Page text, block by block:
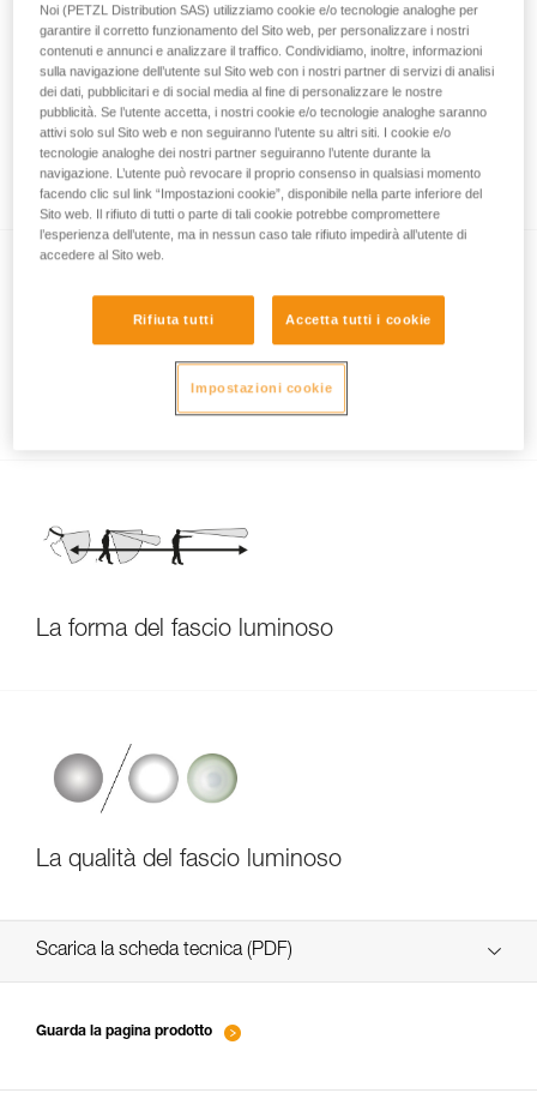
La potenza luminosa o l’autonomia, una
questione di compromesso
Le fonti di energia non ricaricabili
La forma del fascio luminoso
La qualità del fascio luminoso
Scarica la scheda tecnica (PDF)
Guarda la pagina prodotto
Noi (PETZL Distribution SAS) utilizziamo cookie e/o tecnologie analoghe per
garantire il corretto funzionamento del Sito web, per personalizzare i nostri
contenuti e annunci e analizzare il traffico. Condividiamo, inoltre, informazioni
sulla navigazione dell’utente sul Sito web con i nostri partner di servizi di analisi
dei dati, pubblicitari e di social media al fine di personalizzare le nostre
pubblicità. Se l’utente accetta, i nostri cookie e/o tecnologie analoghe saranno
attivi solo sul Sito web e non seguiranno l’utente su altri siti. I cookie e/o
tecnologie analoghe dei nostri partner seguiranno l’utente durante la
navigazione. L’utente può revocare il proprio consenso in qualsiasi momento
facendo clic sul link “Impostazioni cookie”, disponibile nella parte inferiore del
Sito web. Il rifiuto di tutti o parte di tali cookie potrebbe compromettere
l’esperienza dell’utente, ma in nessun caso tale rifiuto impedirà all’utente di
accedere al Sito web.
Rifiuta tutti Accetta tutti i cookie
Impostazioni cookie